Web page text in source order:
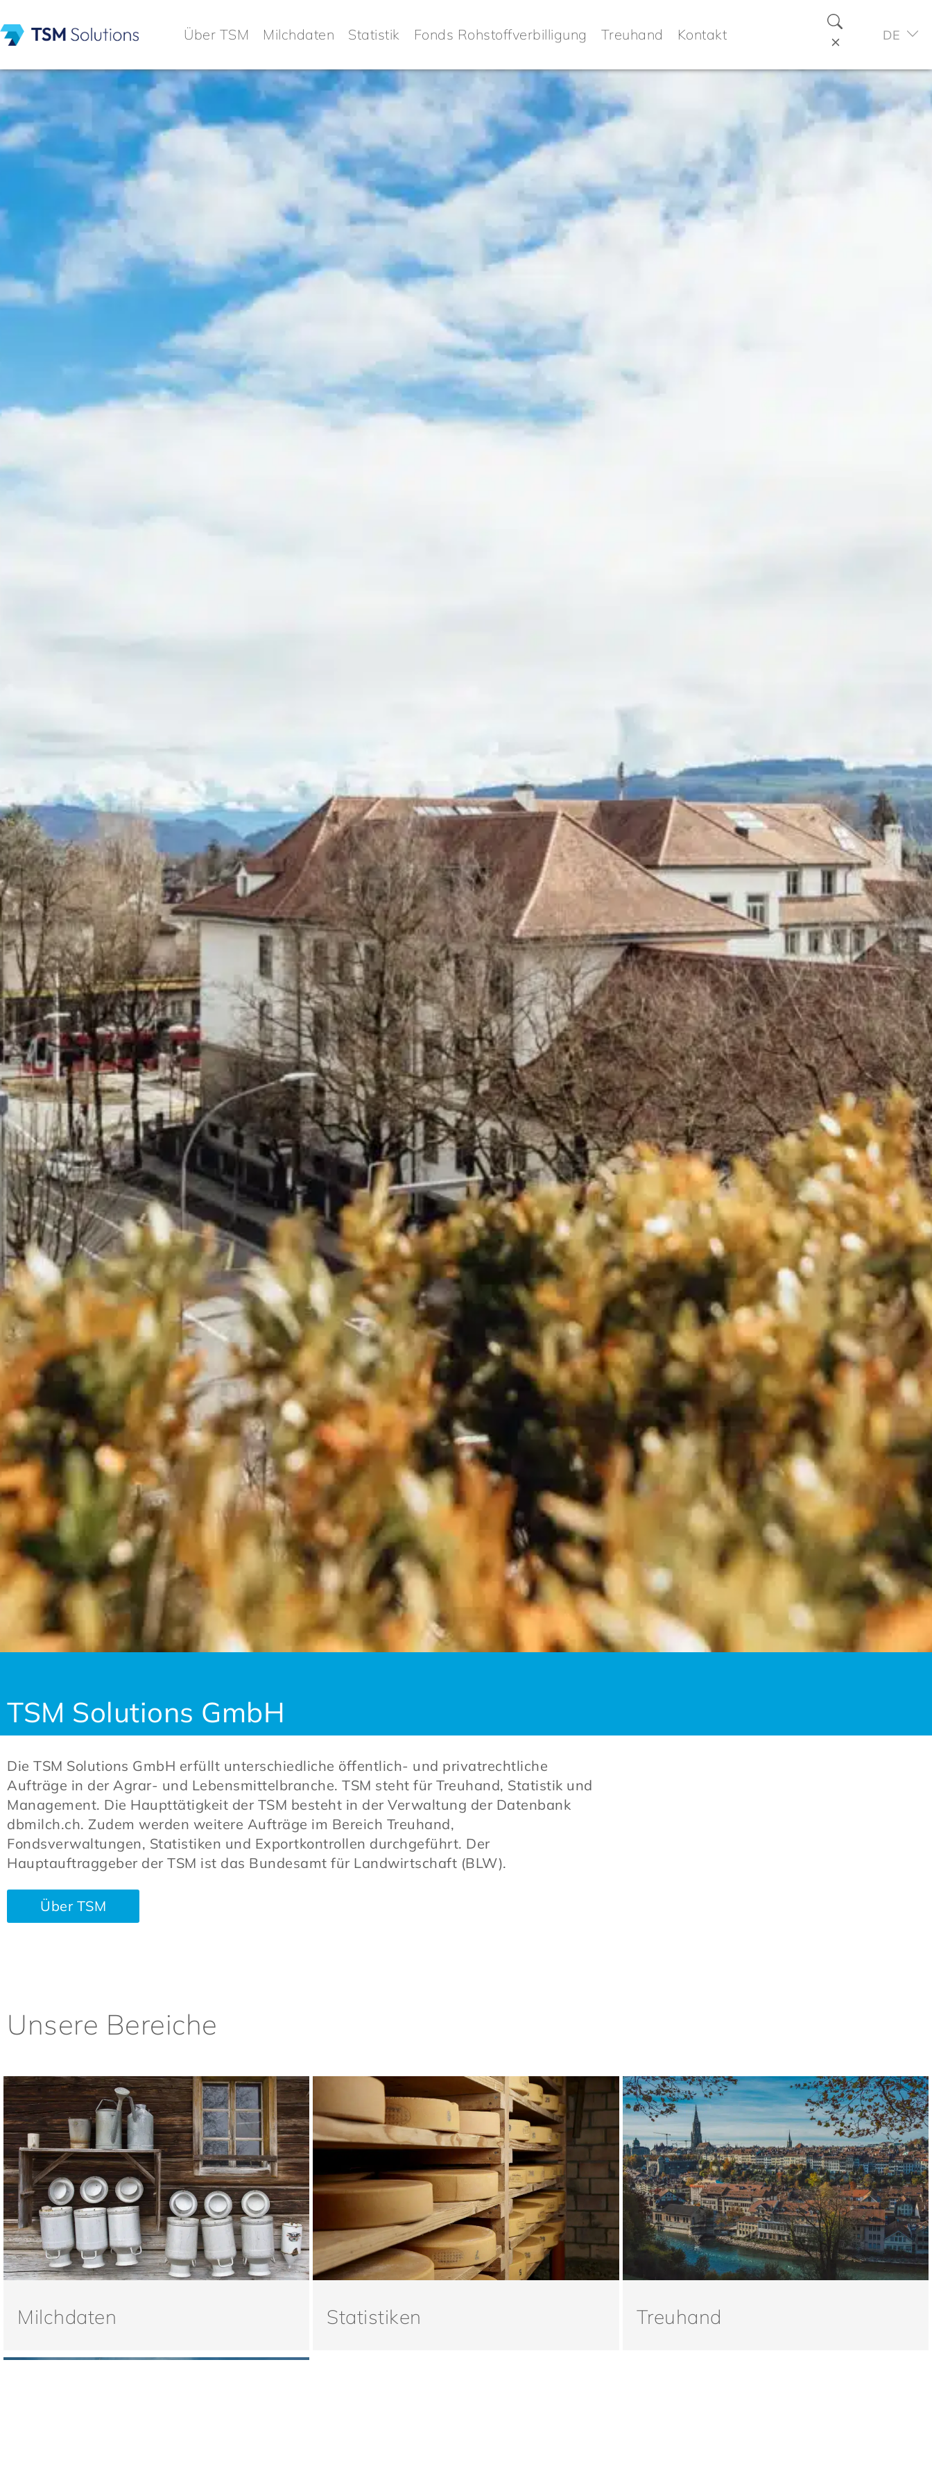
Über TSM Milchdaten Statistik Fonds Rohstoffverbilligung Treuhand Kontakt DE
TSM Solutions GmbH
Die TSM Solutions GmbH erfüllt unterschiedliche öffentlich- und privatrechtliche
Aufträge in der Agrar- und Lebensmittelbranche. TSM steht für Treuhand, Statistik und
Management. Die Haupttätigkeit der TSM besteht in der Verwaltung der Datenbank
dbmilch.ch. Zudem werden weitere Aufträge im Bereich Treuhand,
Fondsverwaltungen, Statistiken und Exportkontrollen durchgeführt. Der
Hauptauftraggeber der TSM ist das Bundesamt für Landwirtschaft (BLW).
Über TSM
Unsere Bereiche
Milchdaten Statistiken Treuhand